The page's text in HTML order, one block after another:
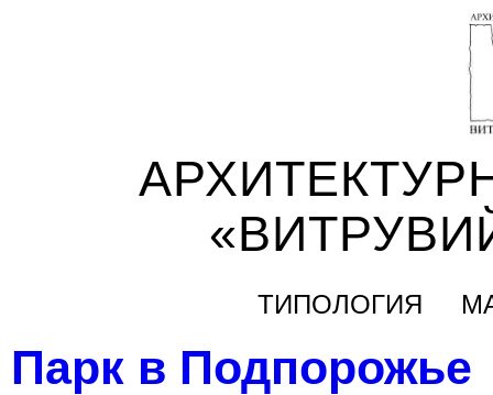
ТИПОЛОГИЯ
Парк в Подпорожье